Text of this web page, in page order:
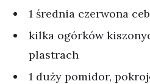
1 średnia czerwona
kilka ogórków
plastrach
1 duży pomidor,